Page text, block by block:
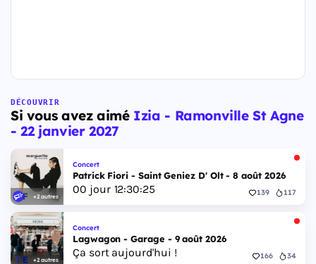
DÉCOUVRIR
Si vous avez aimé Izia - Ramonville St Agne
- 22 janvier 2027
+2 autres
Concert
Patrick Fiori - Saint Geniez D' Olt - 8 août 2026
00 jour 12:30:24 139 117
+2 autres
Concert
Lagwagon - Garage - 9 août 2026
Ça sort aujourd'hui ! 166 34